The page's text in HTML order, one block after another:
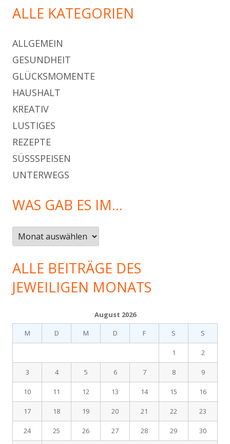
ALLE KATEGORIEN
ALLGEMEIN
GESUNDHEIT
GLÜCKSMOMENTE
HAUSHALT
KREATIV
LUSTIGES
REZEPTE
SÜSSSPEISEN
UNTERWEGS
WAS GAB ES IM…
Was
gab
es
im…
ALLE BEITRÄGE DES
JEWEILIGEN MONATS
August 2026
M
D M D F S S
1 2
3 4 5 6 7 8 9
10 11 12 13 14 15 16
17 18 19 20 21 22 23
24 25 26 27 28 29 30